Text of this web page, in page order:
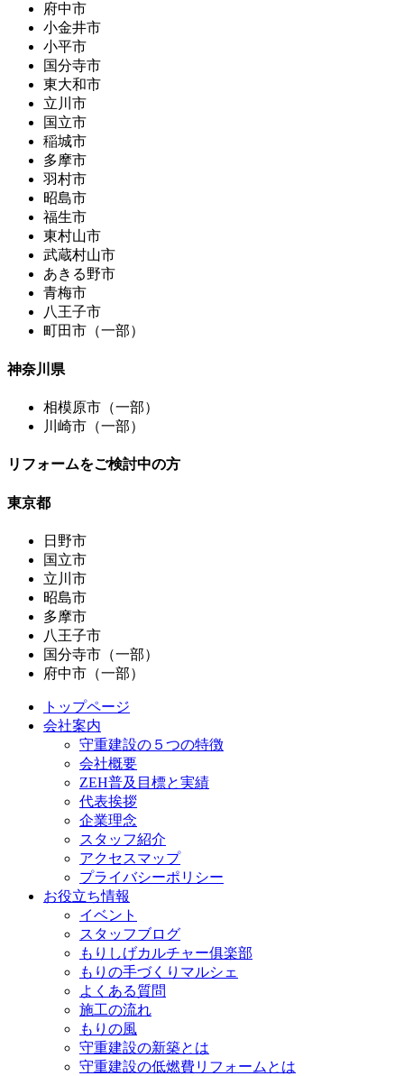
府中市
小金井市
小平市
国分寺市
東大和市
立川市
国立市
稲城市
多摩市
羽村市
昭島市
福生市
東村山市
武蔵村山市
あきる野市
青梅市
八王子市
町田市（一部）
神奈川県
相模原市（一部）
川崎市（一部）
リフォームをご検討中の方
東京都
日野市
国立市
立川市
昭島市
多摩市
八王子市
国分寺市（一部）
府中市（一部）
トップページ
会社案内
守重建設の５つの特徴
会社概要
ZEH普及目標と実績
代表挨拶
企業理念
スタッフ紹介
アクセスマップ
プライバシーポリシー
お役立ち情報
イベント
スタッフブログ
もりしげカルチャー俱楽部
もりの手づくりマルシェ
よくある質問
施工の流れ
もりの風
守重建設の新築とは
守重建設の低燃費リフォームとは